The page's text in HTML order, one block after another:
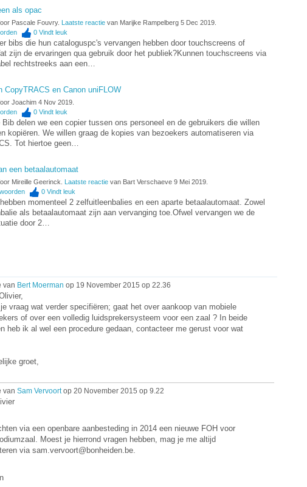
als opac
Pascale Fouvry. Laatste reactievan Marijke Rampelberg 5 Dec 2019.
0 Vindt leuk
bibs die hun cataloguspc's vervangen hebben door touchscreens of
zijn de ervaringen qua gebruik door het publiek?Kunnen touchscreens via
rechtstreeks aan een…
CopyTRACS en Canon uniFLOW
Joachim 4 Nov 2019.
0 Vindt leuk
Bib delen we een copier tussen ons personeel en de gebruikers die willen
kopiëren. We willen graag de kopies van bezoekers automatiseren via
Tot hiertoe geen…
een betaalautomaat
Mireille Geerinck. Laatste reactievan Bart Verschaeve 9 Mei 2019.
0 Vindt leuk
momenteel 2 zelfuitleenbalies en een aparte betaalautomaat. Zowel
als betaalautomaat zijn aan vervanging toe.Ofwel vervangen we de
door 2…
van Bert Moerman op 19 November 2015 op 22.36
vraag wat verder specifiëren; gaat het over aankoop van mobiele
of over een volledig luidsprekersysteem voor een zaal ? In beide
heb ik al wel een procedure gedaan, contacteer me gerust voor wat
groet,
van Sam Vervoortop 20 November 2015 op 9.22
via een openbare aanbesteding in 2014 een nieuwe FOH voor
Moest je hierrond vragen hebben, mag je me altijd
via sam.vervoort@bonheiden.be.